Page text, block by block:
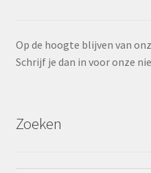
Op de hoogte blijven van
Schrijf je dan in voor onze
Zoeken